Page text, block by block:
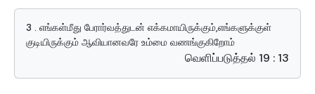
3 . எங்கள்மீது பேரார்வத்துடன் எக்கமாயிருக்கும்,எங்களுக்குள்
குடியிருக்கும் ஆவியானவரே உம்மை வணங்குகிறோம்
வெளிப்படுத்தல் 19 : 13